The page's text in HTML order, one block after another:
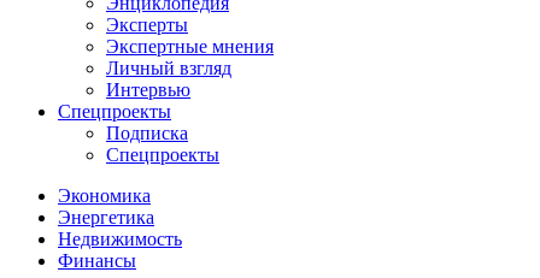
Эксперты
Экспертные мнения
Личный взгляд
Интервью
Спецпроекты
Подписка
Спецпроекты
Экономика
Энергетика
Недвижимость
Финансы